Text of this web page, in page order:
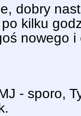
dobry
kilku
nowego i
- sporo,